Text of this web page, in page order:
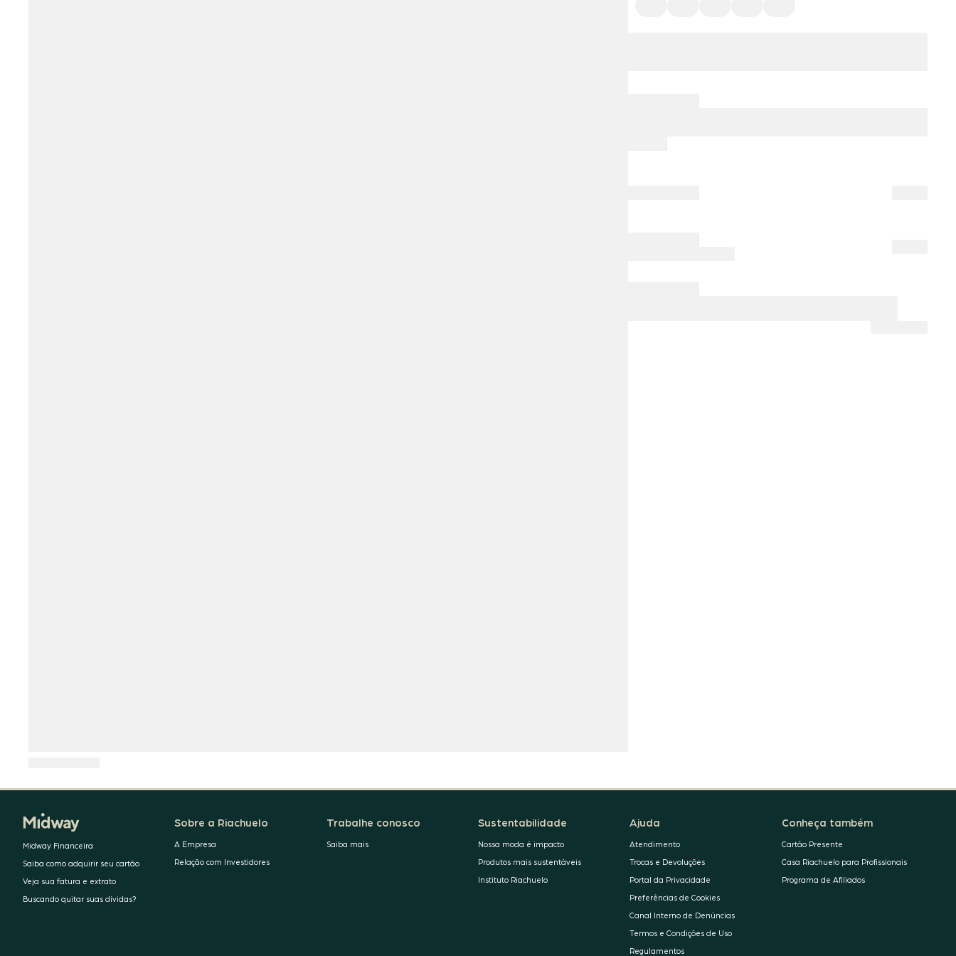
Midway Financeira
Saiba como adquirir seu cartão
Veja sua fatura e extrato
Buscando quitar suas dívidas?
Sobre a Riachuelo
A Empresa
Relação com Investidores
Trabalhe conosco
Saiba mais
Sustentabilidade
Nossa moda é impacto
Produtos mais sustentáveis
Instituto Riachuelo
Ajuda
Atendimento
Trocas e Devoluções
Portal da Privacidade
Preferências de Cookies
Canal Interno de Denúncias
Termos e Condições de Uso
Regulamentos
Conheça também
Cartão Presente
Casa Riachuelo para Profissionais
Programa de Afiliados